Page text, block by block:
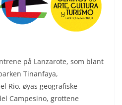
på Lanzarote, som blant
Tinanfaya,
Rio, øyas geografiske
Campesino, grottene